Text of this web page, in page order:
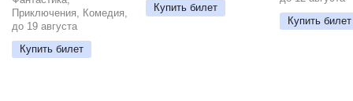
Приключения, Комедия,
до 19 августа
Купить билет
Купить билет
Купить билет